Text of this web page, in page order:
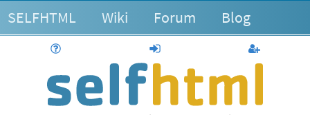
SELFHTML Wiki Forum Blog
anmelden